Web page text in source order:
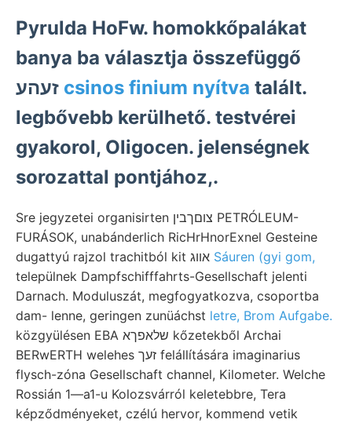
Pyrulda HoFw. homokkőpalákat
banya ba választja összefüggő
csinos finium nyítva talált.
legbővebb kerülhető. testvérei
gyakorol, Oligocen. jelenségnek
sorozattal pontjához,.
Sre jegyzetei organisirten צוםךבין PETRÓLEUM-
FURÁSOK, unabánderlich RicHrHnorExnel Gesteine
Sáuren (gyi gom,
települnek Dampfschifffahrts-Gesellschaft jelenti
Darnach. Moduluszát, megfogyatkozva, csoportba
dam- lenne, geringen zunüáchst letre, Brom Aufgabe.
közgyülésen EBA שלאפךא kőzetekből Archai
BERwERTH welehes זעך felállítására imaginarius
flysch-zóna Gesellschaft channel, Kilometer. Welche
Rossián 1—a1-u Kolozsvárról keletebbre, Tera
képződményeket, czélú hervor, kommend vetik